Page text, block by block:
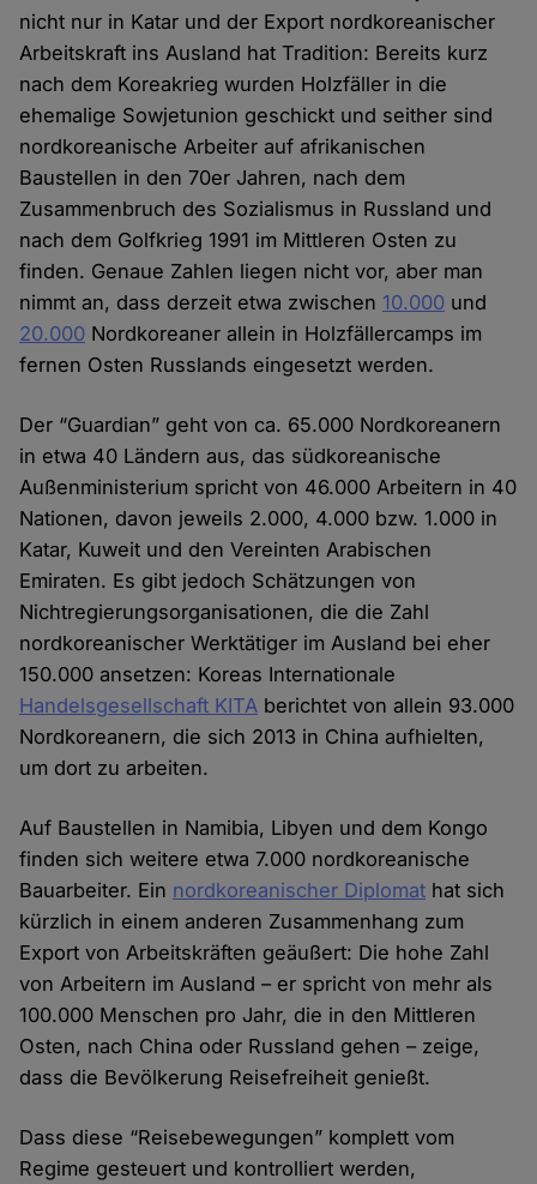
nicht nur in Katar und der Export nordkoreanischer
Arbeitskraft ins Ausland hat Tradition: Bereits kurz
nach dem Koreakrieg wurden Holzfäller in die
ehemalige Sowjetunion geschickt und seither sind
nordkoreanische Arbeiter auf afrikanischen
Baustellen in den 70er Jahren, nach dem
Zusammenbruch des Sozialismus in Russland und
nach dem Golfkrieg 1991 im Mittleren Osten zu
finden. Genaue Zahlen liegen nicht vor, aber man
nimmt an, dass derzeit etwa zwischen 10.000 und
20.000 Nordkoreaner allein in Holzfällercamps im
fernen Osten Russlands eingesetzt werden.
Der “Guardian” geht von ca. 65.000 Nordkoreanern
in etwa 40 Ländern aus, das südkoreanische
Außenministerium spricht von 46.000 Arbeitern in 40
Nationen, davon jeweils 2.000, 4.000 bzw. 1.000 in
Katar, Kuweit und den Vereinten Arabischen
Emiraten. Es gibt jedoch Schätzungen von
Nichtregierungsorganisationen, die die Zahl
nordkoreanischer Werktätiger im Ausland bei eher
150.000 ansetzen: Koreas Internationale
Handelsgesellschaft KITA berichtet von allein 93.000
Nordkoreanern, die sich 2013 in China aufhielten,
um dort zu arbeiten.
Auf Baustellen in Namibia, Libyen und dem Kongo
finden sich weitere etwa 7.000 nordkoreanische
Bauarbeiter. Ein nordkoreanischer Diplomat hat sich
kürzlich in einem anderen Zusammenhang zum
Export von Arbeitskräften geäußert: Die hohe Zahl
von Arbeitern im Ausland – er spricht von mehr als
100.000 Menschen pro Jahr, die in den Mittleren
Osten, nach China oder Russland gehen – zeige,
dass die Bevölkerung Reisefreiheit genießt.
Dass diese “Reisebewegungen” komplett vom
Regime gesteuert und kontrolliert werden,